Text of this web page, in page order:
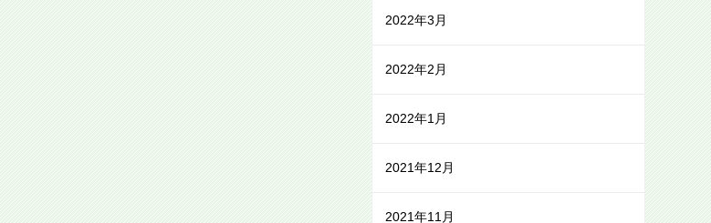
2022年3月
2022年2月
2022年1月
2021年12月
2021年11月